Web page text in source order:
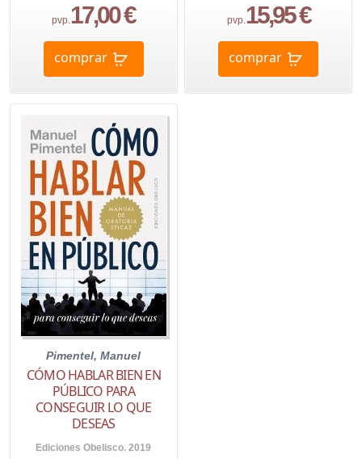
pvp.17,00 €
comprar
pvp.15,95 €
comprar
Pimentel, Manuel
CÓMO HABLAR BIEN EN
PÚBLICO PARA
CONSEGUIR LO QUE
DESEAS
Ediciones Obelisco. 2019